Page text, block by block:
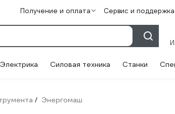
Получение и оплата Сервис и поддержка
Электрика Силовая техника Станки
/ Энергомаш